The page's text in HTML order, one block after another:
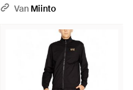
Blauw
Van Miinto